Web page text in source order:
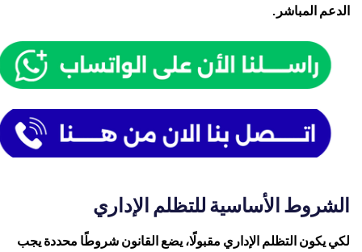
الدعم المباشر.
الشروط الأساسية للتظلم الإداري
لكي يكون التظلم الإداري مقبولًا، يضع القانون شروطًا محددة يجب